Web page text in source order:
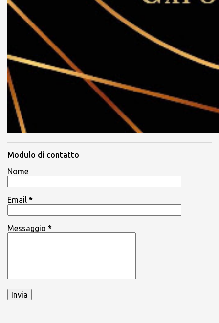
Modulo di contatto
Nome
Email *
Messaggio *